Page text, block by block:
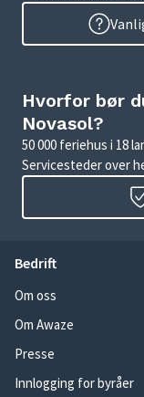
Hvorfor bør
Novasol?
50 000 feriehus i 18
Servicesteder over
Bedrift
Om oss
Om Awaze
Presse
Innlogging for byråer